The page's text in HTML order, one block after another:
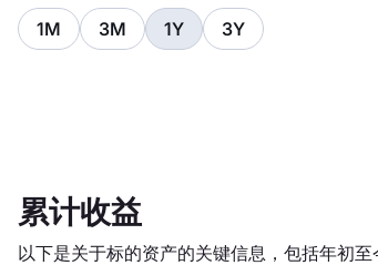
1M 3M 1Y 3Y
累计收益
以下是关于标的资产的关键信息，包括年初